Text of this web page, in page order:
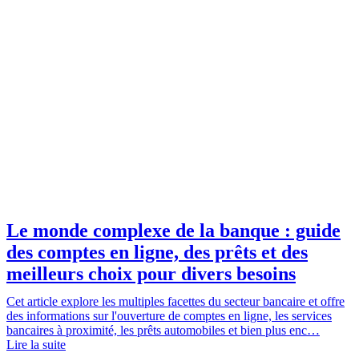
Le monde complexe de la banque : guide
des comptes en ligne, des prêts et des
meilleurs choix pour divers besoins
Cet article explore les multiples facettes du secteur bancaire et offre
des informations sur l'ouverture de comptes en ligne, les services
bancaires à proximité, les prêts automobiles et bien plus enc…
Lire la suite